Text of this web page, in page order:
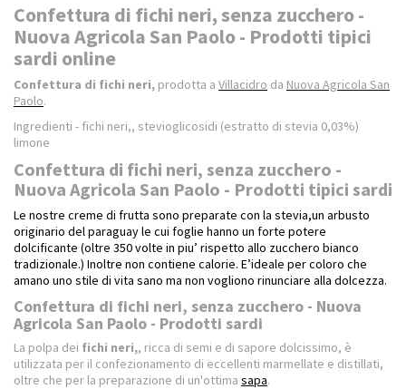
Confettura di fichi neri, senza zucchero -
Nuova Agricola San Paolo - Prodotti tipici
sardi online
Confettura di fichi neri, prodotta a Villacidro da Nuova Agricola San
Paolo.
Ingredienti - fichi neri,, stevioglicosidi (estratto di stevia 0,03%)
limone
Confettura di fichi neri, senza zucchero -
Nuova Agricola San Paolo - Prodotti tipici sardi
Le nostre creme di frutta sono preparate con la stevia,un arbusto
originario del paraguay le cui foglie hanno un forte potere
dolcificante (oltre 350 volte in piu’ rispetto allo zucchero bianco
tradizionale.) Inoltre non contiene calorie. E’ideale per coloro che
amano uno stile di vita sano ma non vogliono rinunciare alla dolcezza.
Confettura di fichi neri, senza zucchero - Nuova
Agricola San Paolo - Prodotti sardi
La polpa dei fichi neri,, ricca di semi e di sapore dolcissimo, è
utilizzata per il confezionamento di eccellenti marmellate e distillati,
oltre che per la preparazione di un'ottima sapa.